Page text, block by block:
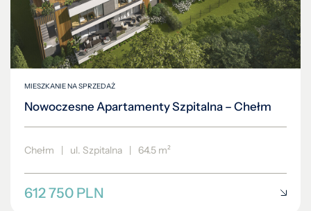
MIESZKANIE NA SPRZEDAŻ
Nowoczesne Apartamenty Szpitalna – Chełm
Chełm | ul. Szpitalna | 64.5 m²
612 750 PLN